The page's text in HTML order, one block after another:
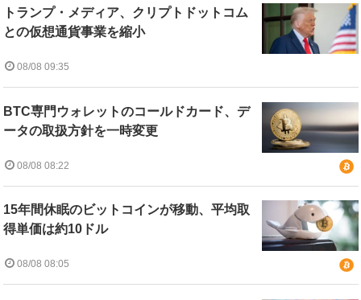
トランプ・メディア、クリプトドットコム
との仮想通貨事業を縮小
08/08 09:35
BTC専門ウォレットのコールドカード、デ
ータの取扱方針を一時変更
08/08 08:22
15年間休眠のビットコインが移動、平均取
得単価は約10ドル
08/08 08:05